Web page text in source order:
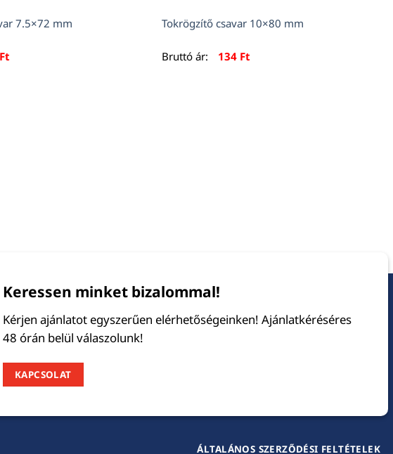
7.5×72 mm
Ft
Tokrögzítő csavar 10×80 mm
Bruttó ár: 134 Ft
Keressen minket bizalommal!
Kérjen ajánlatot egyszerűen elérhetőségeinken! Ajánlatkéréséres
48 órán belül válaszolunk!
KAPCSOLAT
ÁLTALÁNOS SZERZŐDÉSI FELTÉTELEK